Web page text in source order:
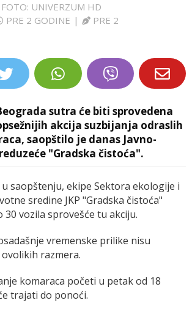
FOTO: UNIVERZUM HD
PRE 2 GODINE |
PRE 2
sutra će biti sprovedena
akcija suzbijanja odraslih
saopštilo je danas Javno-
"Gradska čistoća".
u saopštenju, ekipe Sektora ekologije i
sredine JKP "Gradska čistoća"
30 vozila sprovešće tu akciju.
vremenske prilike nisu
razmera.
komaraca početi u petak od 18
trajati do ponoći.